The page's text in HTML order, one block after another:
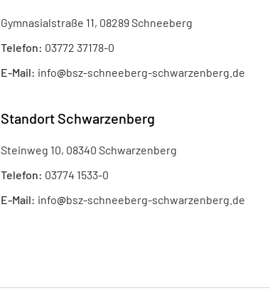
Gymnasialstraße 11, 08289 Schneeberg
Telefon: 03772 37178-0
E-Mail: info@bsz-schneeberg-schwarzenberg.de
Standort Schwarzenberg
Steinweg 10, 08340 Schwarzenberg
Telefon: 03774 1533-0
E-Mail: info@bsz-schneeberg-schwarzenberg.de